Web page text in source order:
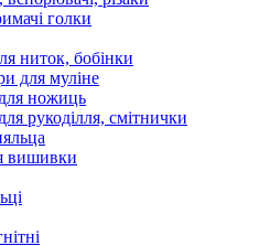
голки
ниток, бобінки
для муліне
ножиць
рукоділля, смітнички
вишивки